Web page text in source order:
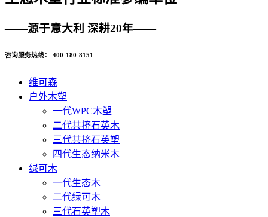
——源于意大利 深耕20年——
咨询服务热线： 400-180-8151
维可森
户外木塑
一代WPC木塑
二代共挤石英木
三代共挤石英塑
四代生态纳米木
绿可木
一代生态木
二代绿可木
三代石英塑木